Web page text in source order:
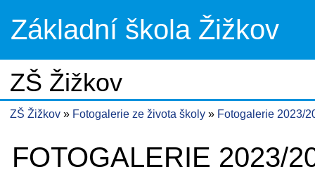
Základní škola Žižkov
ZŠ Žižkov
ZŠ Žižkov Fotogalerie ze života školy Fotogalerie 2023/
FOTOGALERIE 2023/